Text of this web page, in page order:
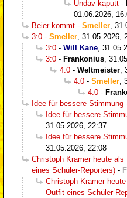
Undav kaputt -
01.06.2026,
Beier kommt - Smeller
3:0 - Smeller 31.05.2026,
3:0 - Will Kane
3:0 - Frankonius
4:0 - Weltmeister
4:0 - Smeller
4:0 -
Idee für bessere Stimmung
Idee für bessere
31.05.2026, 22:37
Idee für bessere
31.05.2026, 22:08
Christoph Kramer heute
eines Schüler-Reporters) -
Christoph Kramer
Outfit eines Schüler-